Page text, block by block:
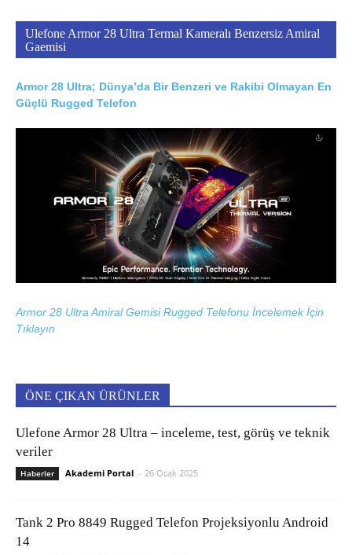
Ulefone Armor 28 Ultra Termal Kameralı Benzersiz Amiral
Gaemisi
Armor 28 Ultra; Dünya’da Bir Benzeri ve Rakibi Olmayan En
Güçlü Rugged Telefon
Armor 28 Ultra Amiral Gemisi Rugged Telefonu İncelemek İçin
Tıklayın
ÖNE ÇIKAN ÜRÜNLER
Ulefone Armor 28 Ultra – inceleme, test, görüş ve teknik
veriler
Haberler Akademi Portal - 26 Ocak 2025
Tank 2 Pro 8849 Rugged Telefon Projeksiyonlu Android
14